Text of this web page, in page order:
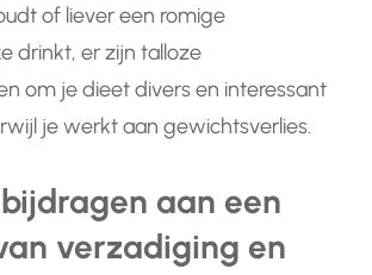
of liever een romige
drinkt, er zijn talloze
om je dieet divers en interessant
je werkt aan gewichtsverlies.
aan een
verzadiging en